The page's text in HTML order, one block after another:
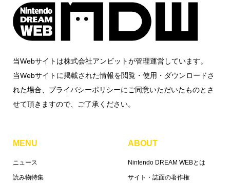
当Webサイトは株式会社アンビットが管理運営しています。
当Webサイトに掲載された情報を閲覧・使用・ダウンロードさ
れた場合、プライバシーポリシーにご同意いただいたものとさ
せて頂きますので、ご了承ください。
MENU
ニュース
読み物特集
ABOUT
Nintendo DREAM WEBとは
サイト・誌面の著作権